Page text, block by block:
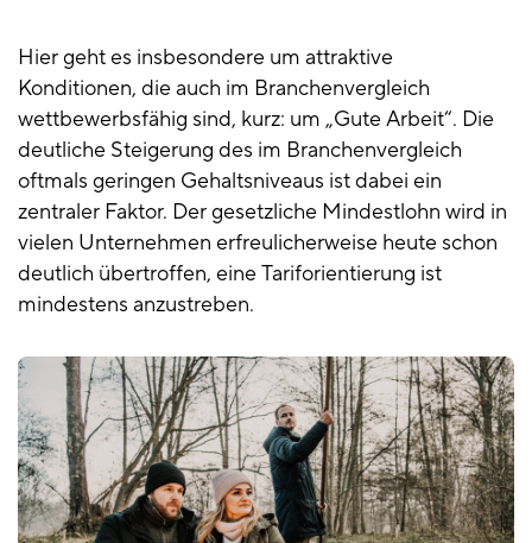
Hier geht es insbesondere um attraktive
Konditionen, die auch im Branchenvergleich
wettbewerbsfähig sind, kurz: um „Gute Arbeit“. Die
deutliche Steigerung des im Branchenvergleich
oftmals geringen Gehaltsniveaus ist dabei ein
zentraler Faktor. Der gesetzliche Mindestlohn wird in
vielen Unternehmen erfreulicherweise heute schon
deutlich übertroffen, eine Tariforientierung ist
mindestens anzustreben.